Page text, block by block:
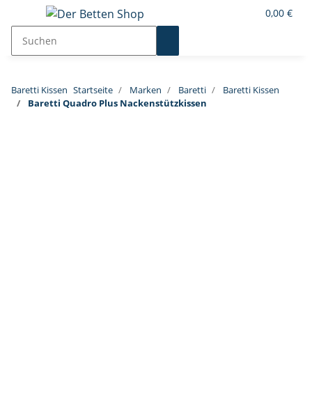
0,00 €
Baretti Kissen Startseite Marken Baretti
Baretti Kissen
Baretti Quadro Plus Nackenstützkissen